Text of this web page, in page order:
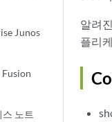
Junos
노트
알려
플리